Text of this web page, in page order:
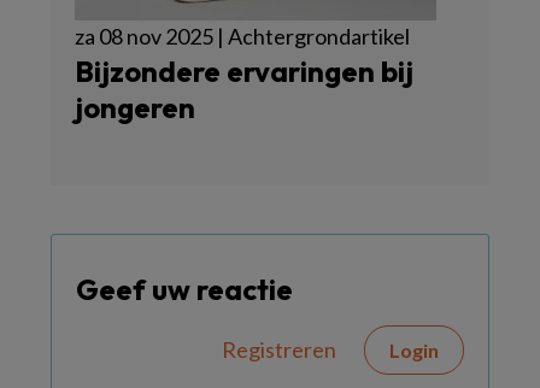
za 08 nov 2025 | Achtergrondartikel
Bijzondere ervaringen bij
jongeren
Geef uw reactie
Registreren Login